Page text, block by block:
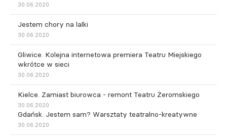
30.06.2020
Jestem chory na lalki
30.06.2020
Gliwice. Kolejna internetowa premiera Teatru Miejskiego
wkrótce w sieci
30.06.2020
Kielce. Zamiast biurowca - remont Teatru Żeromskiego
30.06.2020
Gdańsk. Jestem sam? Warsztaty teatralno-kreatywne
30.06.2020